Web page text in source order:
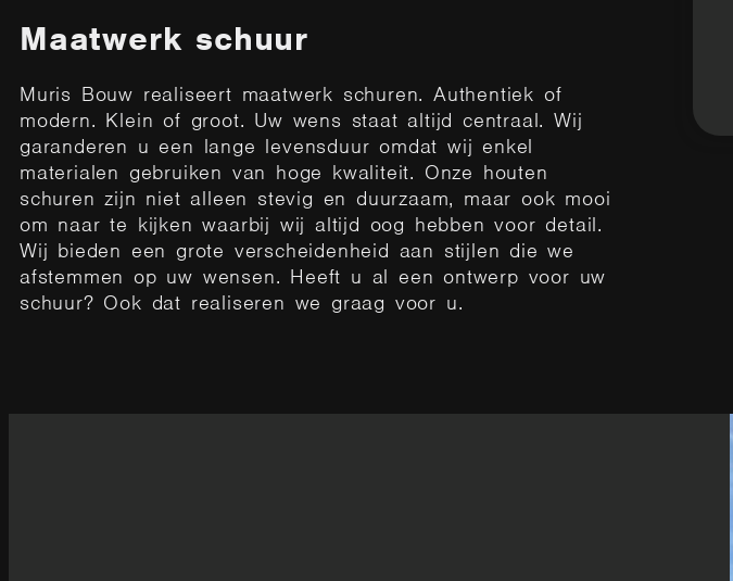
Maatwerk schuur
Muris Bouw realiseert maatwerk schuren. Authentiek of
modern. Klein of groot. Uw wens staat altijd centraal. Wij
garanderen u een lange levensduur omdat wij enkel
materialen gebruiken van hoge kwaliteit. Onze houten
schuren zijn niet alleen stevig en duurzaam, maar ook mooi
om naar te kijken waarbij wij altijd oog hebben voor detail.
Wij bieden een grote verscheidenheid aan stijlen die we
afstemmen op uw wensen. Heeft u al een ontwerp voor uw
schuur? Ook dat realiseren we graag voor u.